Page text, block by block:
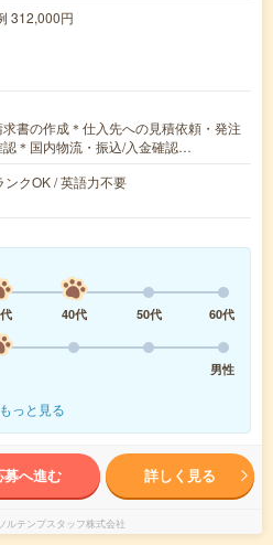
312,000円
書の作成＊仕入先への見積依頼・発注
認＊国内物流・振込/入金確認…
クOK / 英語力不要
40代 50代
60代
男性
もっと見る
募へ進む 詳しく見る
ルテンプスタッフ株式会社